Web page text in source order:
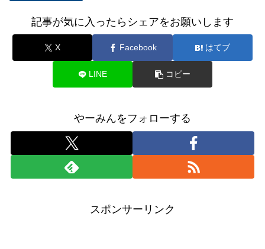
記事が気に入ったらシェアをお願いします
X Facebook はてブ
LINE コピー
やーみんをフォローする
スポンサーリンク